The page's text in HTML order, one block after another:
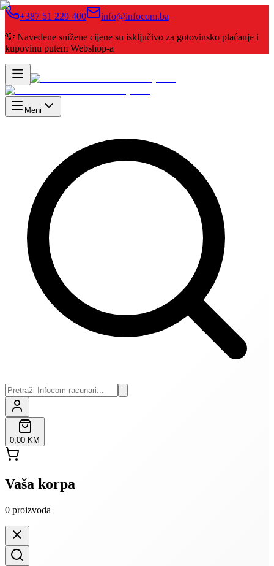
+387 51 229 400
info@infocom.ba
💡 Navedene snižene cijene su isključivo za gotovinsko plaćanje i
kupovinu putem Webshop-a
Meni
0,00 KM
Vaša korpa
0 proizvoda